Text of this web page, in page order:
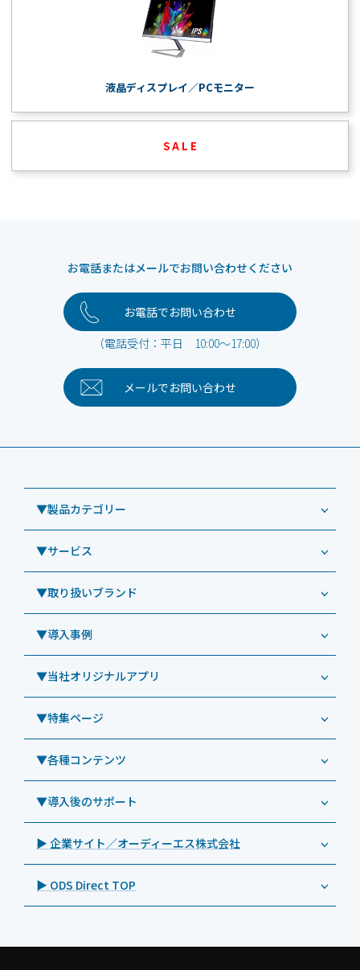
液晶ディスプレイ／PCモニター
S A L E
お電話またはメールでお問い合わせください
お電話でお問い合わせ
（電話受付：平日 10:00～17:00）
メールでお問い合わせ
▼製品カテゴリー
業務用タブレット
Windowsタブレット TW2A-NF9LTA
Windowsタブレット TW2A-N9LTA
Windowsタブレット TW2A-N9LT
Windowsタブレット TW2A-E9LT
Androidタブレット TA2C-NF8
Androidタブレット TA2C-NF8BL
Androidタブレット TA2C-CS8
Androidタブレット TA2C-CS8BL
Androidタブレット TA2C-DR94G
Androidタブレット TA2C-M8AC
Androidタブレット TA2C-M8
▼サービス
コールセンター
CRMシステム「カイゼンコール」
リペアサービス
教育機関向けiPad修理パック
社内ヘルプデスク代行サービス
教育機関向けiPad管理運用パック
教育機関向けICT支援ソリューション
教育機関向けネットワーク機器導入保守
キッティング
自治体向けDXソリューションサービス
法人向けiPad修理＆デバイス買取サービス
▼取り扱いブランド
ODS（オーディーエス）
LG（エルジー）
ViewSonic（ビューソニック）
PHILIPS（フィリップス）
DynaScan（ダイナスキャン）
SAMSUNG（サムスン）
Goodview（グッドビュー）
Cloudpoint（クラウドポイント）
BenQ（ベンキュー）
Magconn（マグコン）
BIAMP ／ Apart Audio（バイアンプ）
▼導入事例
導入事例（業務用タブレット、デジタルサイネージほか）
事例：業務用タブレット端末
事例：業務用サイネージ・プロジェクター
事例：業務用オーディオ・その他AV機器
事例：サービス
▼当社オリジナルアプリ
業務効率化アプリ「NFCオプティマイザー」
サポート支援アプリ「ログ送信アプリ」
MDMアプリ「Tablet Control」
▼特集ページ
業務用タブレット
>特長1：USB Type-Aポート
>特長2：microHDMIポート
>特長3：AC常時給電タイプ
>飲食向けタブレット
>ホテル向けタブレット
▼各種コンテンツ
特集記事
製品カタログ
プレスリリース
製品写真
▼導入後のサポート
オーディーエスPCカスタマーセンター
▶ 企業サイト／オーディーエス株式会社
▶ ODS Direct TOP